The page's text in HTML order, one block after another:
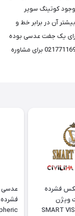
کوتینگ سوپر
آن در برابر خط و
یک جفت عدسی بوده
و همواره می توانید بین ساعات 11 الی 24 با شماره 02177116909 برای مشاوره
فشرده
ویژن
SMART
عدسی